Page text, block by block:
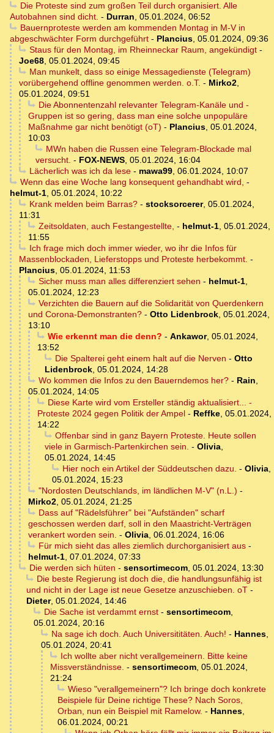
Die Proteste sind zum großen Teil durch organisiert. Alle
Autobahnen sind dicht. - Durran, 05.01.2024, 06:52
Bauernproteste werden am kommenden Montag in M-V in
abgeschwächter Form durchgeführt - Plancius, 05.01.2024, 09:36
Staus für den Montag, im Rheinneckar Raum, angekündigt-
Joe68, 05.01.2024, 09:45
Man munkelt, dass so einige Messagedienste (Telegram)
vorübergehend offline genommen werden. o.T. - Mirko2,
05.01.2024, 09:51
Die Abonnentenzahl relevanter Telegram-Kanäle und -
Gruppen ist so gering, dass man eine solche unpopuläre
Maßnahme gar nicht benötigt (oT) - Plancius, 05.01.2024,
10:03
MWn haben die Russen eine Telegram-Blockade mal
versucht. - FOX-NEWS, 05.01.2024, 16:04
Lächerlich was ich da lese- mawa99, 06.01.2024, 10:07
Wenn das eine Woche lang konsequent gehandhabt wird, -
helmut-1, 05.01.2024, 10:22
Krank melden beim Barras?- stocksorcerer, 05.01.2024,
11:31
Zeitsoldaten, auch Festangestellte, - helmut-1, 05.01.2024,
11:55
Ich frage mich doch immer wieder, wo ihr die Infos für
Massenblockaden, Lieferstopps und Proteste herbekommt. -
Plancius, 05.01.2024, 11:53
Sicher muss man alles differenziert sehen - helmut-1,
05.01.2024, 12:23
Verzichten die Bauern auf die Solidarität von Querdenkern
und Corona-Demonstranten? - Otto Lidenbrock, 05.01.2024,
13:10
Wie erkennt man die denn? - Ankawor, 05.01.2024,
13:52
Die Spalterei geht einem halt auf die Nerven - Otto
Lidenbrock, 05.01.2024, 14:28
Wo kommen die Infos zu den Bauerndemos her?- Rain,
05.01.2024, 14:05
Diese Karte wird vom Ersteller ständig aktualisiert... -
Proteste 2024 gegen Politik der Ampel - Reffke, 05.01.2024,
14:22
Offenbar sind in ganz Bayern Proteste. Heute sollen
viele in Garmisch-Partenkirchen sein. - Olivia,
05.01.2024, 14:45
Hier noch ein Artikel der Süddeutschen dazu. - Olivia,
05.01.2024, 15:23
"Nordosten Deutschlands, im ländlichen M-V" (n.L.) -
Mirko2, 05.01.2024, 21:25
Dass auf "Rädelsführer" bei "Aufständen" scharf
geschossen werden darf, soll in den Maastricht-Verträgen
verankert worden sein. - Olivia, 06.01.2024, 16:06
Für mich sieht das alles ziemlich durchorganisiert aus-
helmut-1, 07.01.2024, 07:33
Die werden sich hüten - sensortimecom, 05.01.2024, 13:30
Die beste Regierung ist doch die, die handlungsunfähig ist
und nicht in der Lage ist neue Gesetze anzuschieben. oT -
Dieter, 05.01.2024, 14:46
Die Sache ist verdammt ernst- sensortimecom,
05.01.2024, 20:16
Na sage ich doch. Auch Universititäten. Auch! - Hannes,
05.01.2024, 20:41
Ich wollte aber nicht verallgemeinern. Bitte keine
Missverständnisse. - sensortimecom, 05.01.2024,
21:24
Wieso "verallgemeinern"? Ich bringe doch konkrete
Beispiele für Deine richtige These? Nach Soros,
Orban, nun ein Beispiel mit Ramelow. - Hannes,
06.01.2024, 00:21